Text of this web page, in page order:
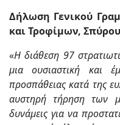
Δήλωση Γενικού
και Τροφίμων,
«Η διάθεση 97
μια ουσιαστική και
προσπάθειας κατά της
αυστηρή τήρηση των
δυνάμεις για να